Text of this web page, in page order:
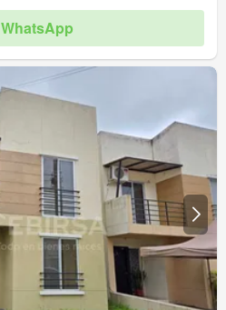
WhatsApp